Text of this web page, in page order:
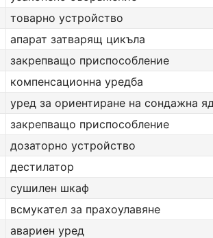
товарно устройство
апарат затварящ цикъла
закрепващо приспособление
компенсационна уредба
уред за ориентиране на сондажна
закрепващо приспособление
дозаторно устройство
дестилатор
сушилен шкаф
всмукател за прахоулавяне
авариен уред